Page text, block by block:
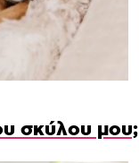
σκύλου μου;